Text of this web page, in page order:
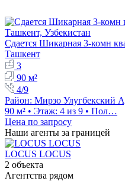
Сдается Шикарная 3-комн
Ташкент
3
90 м²
4/9
Район: Мирзо Улугбекский
90 м² • Этаж: 4 из 9 • Пол…
Цена по запросу
Наши агенты за границей
LOCUS LOCUS
2 объекта
Агентства рядом